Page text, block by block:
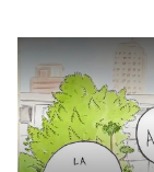
Remote video URL